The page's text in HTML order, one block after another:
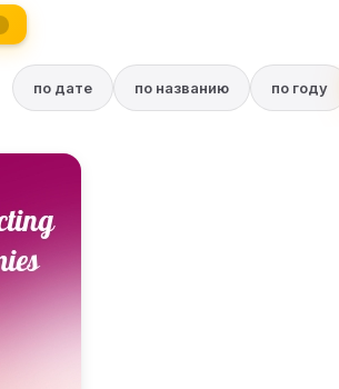
по дате по названию по году